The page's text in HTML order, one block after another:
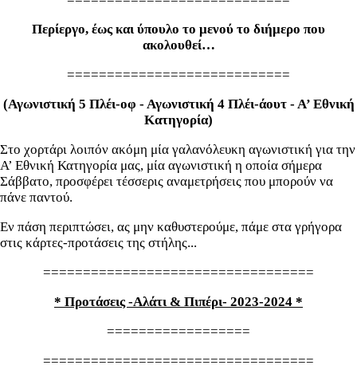
Περίεργο, έως και ύπουλο το μενού το διήμερο που
ακολουθεί…
============================
(Αγωνιστική 5 Πλέι-οφ - Αγωνιστική 4 Πλέι-άουτ - Α’ Εθνική
Κατηγορία)
Στο χορτάρι λοιπόν ακόμη μία γαλανόλευκη αγωνιστική για την
Α’ Εθνική Κατηγορία μας, μία αγωνιστική η οποία σήμερα
Σάββατο, προσφέρει τέσσερις αναμετρήσεις που μπορούν να
πάνε παντού.
Εν πάση περιπτώσει, ας μην καθυστερούμε, πάμε στα γρήγορα
στις κάρτες-προτάσεις της στήλης...
==================================
* Προτάσεις -Αλάτι & Πιπέρι- 2023-2024 *
==================
==================================